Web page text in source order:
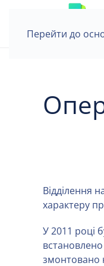
Перейти до
Відділення
характеру
У 2011 році
змонтовано